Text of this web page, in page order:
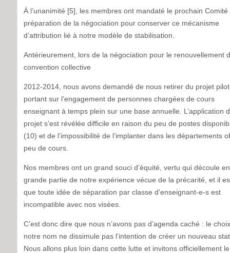
À l’unanimité [5], les membres ont mandaté le prochain Comité
préparation de la négociation pour conserver ce mécanisme
d’attribution lié à notre modèle de stabilisation.
Antérieurement, lors de la négociation pour le renouvellement
convention collective
2012-2014, nous avons demandé de nous retirer du projet
portant sur l’engagement de personnes chargées de cours
enseignant à temps plein sur une base annuelle. L’application
projet s’est révélée difficile en raison du peu de postes
(10) et de l’impossibilité de l’implanter dans les départements
peu de cours.
Nos membres ont un grand souci d’équité, vertu qui découle en
grande partie de notre expérience vécue de la précarité, et il
que toute idée de séparation par classe d’enseignant-e-s est
incompatible avec nos visées.
C’est donc dire que nous n’avons pas d’agenda caché : le
notre nom ne dissimule pas l’intention de créer un nouveau
Nous allons plus loin dans cette lutte et invitons officiellement